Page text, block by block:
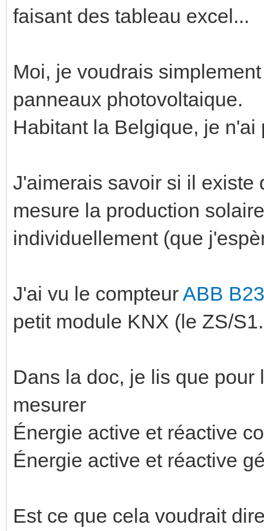
faisant des tableau excel...
Moi, je voudrais
panneaux photovoltaique.
Habitant la Belgique, je n'ai
J'aimerais savoir si il existe
mesure la production
individuellement (que
J'ai vu le compteurABB
petit module KNX (le ZS/
Dans la doc, je lis que
mesurer
Énergie active et réactive
Énergie active et réactive
Est ce que cela voudrait